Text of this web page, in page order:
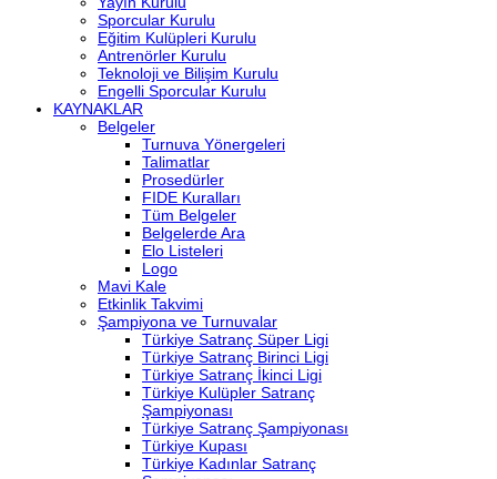
Sporcular Kurulu
Eğitim Kulüpleri Kurulu
Antrenörler Kurulu
Teknoloji ve Bilişim Kurulu
Engelli Sporcular Kurulu
KAYNAKLAR
Belgeler
Turnuva Yönergeleri
Talimatlar
Prosedürler
FIDE Kuralları
Tüm Belgeler
Belgelerde Ara
Elo Listeleri
Logo
Mavi Kale
Etkinlik Takvimi
Şampiyona ve Turnuvalar
Türkiye Satranç Süper Ligi
Türkiye Satranç Birinci Ligi
Türkiye Satranç İkinci Ligi
Türkiye Kulüpler Satranç
Şampiyonası
Türkiye Satranç Şampiyonası
Türkiye Kupası
Türkiye Kadınlar Satranç